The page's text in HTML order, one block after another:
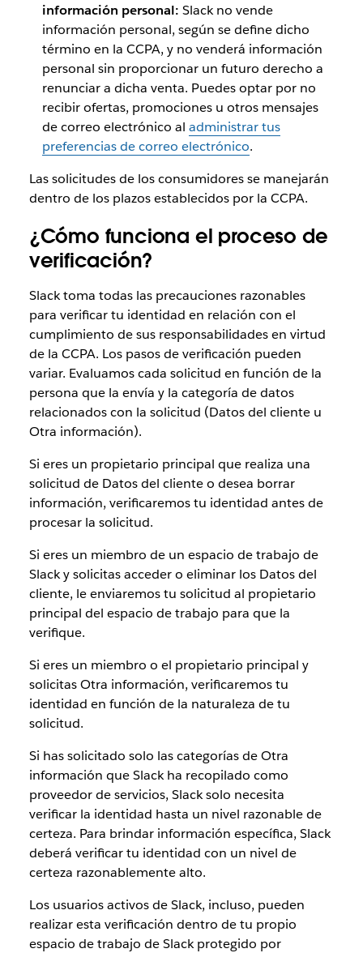
información personal: Slack no vende
información personal, según se define dicho
término en la CCPA, y no venderá información
personal sin proporcionar un futuro derecho a
renunciar a dicha venta. Puedes optar por no
recibir ofertas, promociones u otros mensajes
de correo electrónico al administrar tus
preferencias de correo electrónico.
Las solicitudes de los consumidores se manejarán
dentro de los plazos establecidos por la CCPA.
¿Cómo funciona el proceso de
verificación?
Slack toma todas las precauciones razonables
para verificar tu identidad en relación con el
cumplimiento de sus responsabilidades en virtud
de la CCPA. Los pasos de verificación pueden
variar. Evaluamos cada solicitud en función de la
persona que la envía y la categoría de datos
relacionados con la solicitud (Datos del cliente u
Otra información).
Si eres un propietario principal que realiza una
solicitud de Datos del cliente o desea borrar
información, verificaremos tu identidad antes de
procesar la solicitud.
Si eres un miembro de un espacio de trabajo de
Slack y solicitas acceder o eliminar los Datos del
cliente, le enviaremos tu solicitud al propietario
principal del espacio de trabajo para que la
verifique.
Si eres un miembro o el propietario principal y
solicitas Otra información, verificaremos tu
identidad en función de la naturaleza de tu
solicitud.
Si has solicitado solo las categorías de Otra
información que Slack ha recopilado como
proveedor de servicios, Slack solo necesita
verificar la identidad hasta un nivel razonable de
certeza. Para brindar información específica, Slack
deberá verificar tu identidad con un nivel de
certeza razonablemente alto.
Los usuarios activos de Slack, incluso, pueden
realizar esta verificación dentro de tu propio
espacio de trabajo de Slack protegido por